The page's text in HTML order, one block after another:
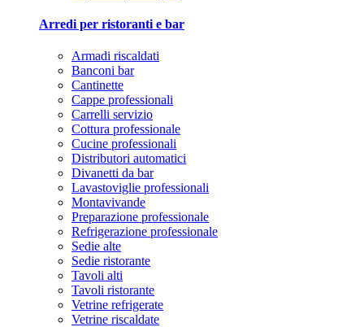
Arredi per ristoranti e bar
Armadi riscaldati
Banconi bar
Cantinette
Cappe professionali
Carrelli servizio
Cottura professionale
Cucine professionali
Distributori automatici
Divanetti da bar
Lavastoviglie professionali
Montavivande
Preparazione professionale
Refrigerazione professionale
Sedie alte
Sedie ristorante
Tavoli alti
Tavoli ristorante
Vetrine refrigerate
Vetrine riscaldate